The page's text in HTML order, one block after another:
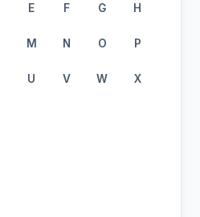
E F G H
M N O P
U V W X